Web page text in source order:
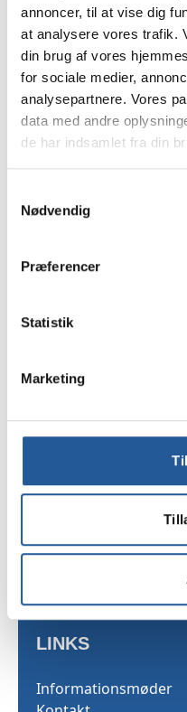
annoncer, til at vise dig
at analysere vores trafik.
din brug af vores
for sociale medier,
analysepartnere. Vores
data med andre
de har indsamlet fra din
Nødvendig
Præferencer
Statistik
Marketing
Dit navn*
Din email *
Dit mobilnummer
Skarridsøgade 53
Telefon 35 25 03 40
LINKS
Informationsmøder